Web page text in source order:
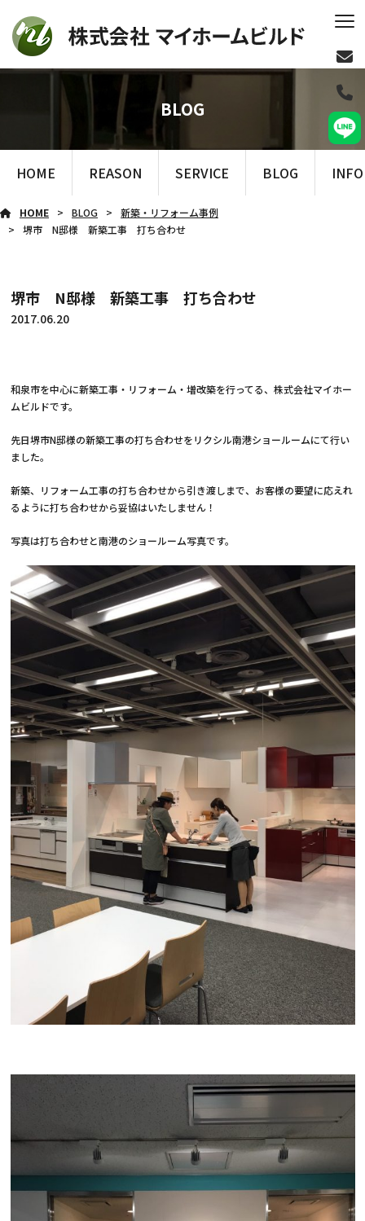
BLOG
HOME REASON SERVICE BLOG
HOME BLOG
新築・リフォーム事例
堺市 N邸様 新築工事 打ち合わせ
堺市 N邸様 新築工事 打ち合わせ
2017.06.20
和泉市を中心に新築工事・リフォーム・増改築を行ってる、株式会社マイホー
ムビルドです。
先日堺市N邸様の新築工事の打ち合わせをリクシル南港ショールームにて行い
ました。
新築、リフォーム工事の打ち合わせから引き渡しまで、お客様の要望に応えれ
るように打ち合わせから妥協はいたしません！
写真は打ち合わせと南港のショールーム写真です。